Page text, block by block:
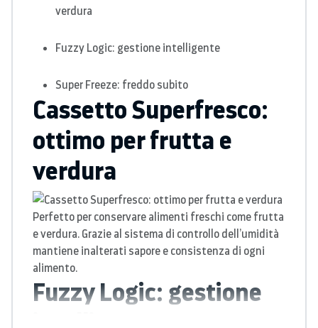
verdura
Fuzzy Logic: gestione intelligente
Super Freeze: freddo subito
Cassetto Superfresco:
ottimo per frutta e
verdura
Perfetto per conservare alimenti freschi come frutta
e verdura. Grazie al sistema di controllo dell’umidità
mantiene inalterati sapore e consistenza di ogni
alimento.
Fuzzy Logic: gestione